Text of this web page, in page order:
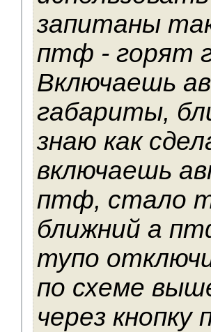
запитаны
птф - горят
Включаешь
габариты,
знаю как
включаешь
птф, стало
ближний а
тупо
по схеме
через